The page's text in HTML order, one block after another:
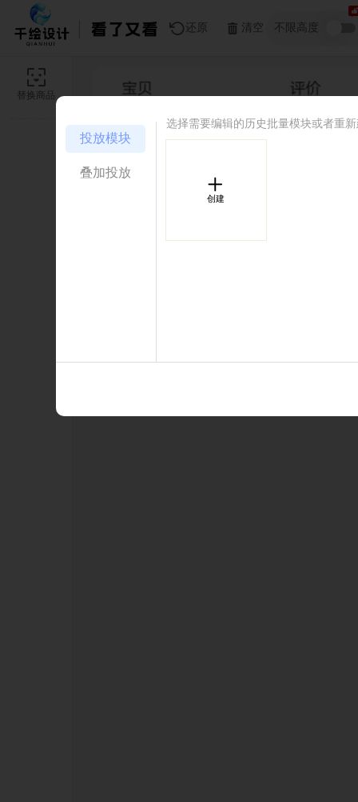
还原 清空 高级
不限高度
替换商品
投放模块
叠加投放
选择需要编辑的历史批量模块或者重
创建